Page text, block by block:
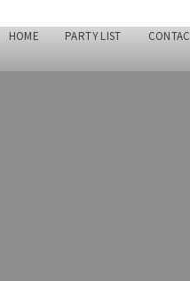
HOME PARTY LIST